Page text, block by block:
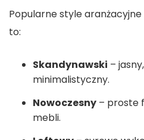
Popularne style
to:
Skandynawski –
minimalistyczny.
Nowoczesny – proste
mebli.